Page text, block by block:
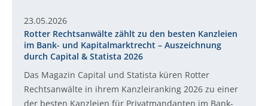
23.05.2026
Rotter Rechtsanwälte zählt zu den besten Kanzleien
im Bank- und Kapitalmarktrecht – Auszeichnung
durch Capital & Statista 2026
Das Magazin Capital und Statista küren Rotter
Rechtsanwälte in ihrem Kanzleiranking 2026 zu einer
der besten Kanzleien für Privatmandanten im Bank-